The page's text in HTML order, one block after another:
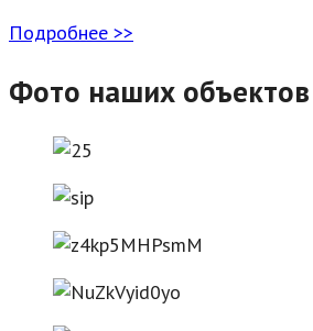
Подробнее >>
Фото наших объектов